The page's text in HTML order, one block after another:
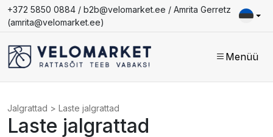
+372 5850 0884 / b2b@velomarket.ee / Amrita Gerretz
(amrita@velomarket.ee)
Menüü
Jalgrattad > Laste jalgrattad
Laste jalgrattad